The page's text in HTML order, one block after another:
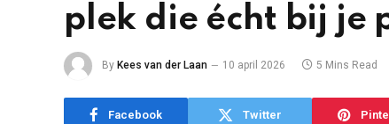
plek die écht bij je
By Kees van der Laan 10 april 2026 5 Mins Read
Facebook Twitter